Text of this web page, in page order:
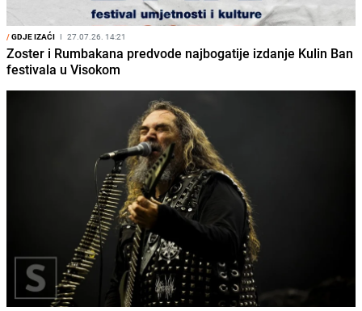
/GDJE IZAĆI I 27.07.26. 14:21
Zoster i Rumbakana predvode najbogatije izdanje Kulin Ban
festivala u Visokom